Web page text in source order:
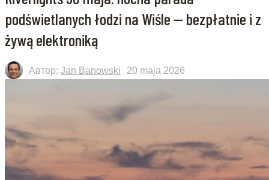
podświetlanych łodzi na Wiśle — bezpłatnie i z
żywą elektroniką
Автор: Jan Banowski 20 maja 2026